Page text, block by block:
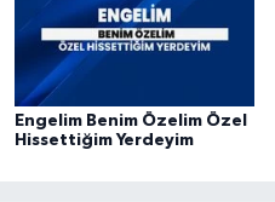
Engelim Benim Özelim Özel
Hissettiğim Yerdeyim